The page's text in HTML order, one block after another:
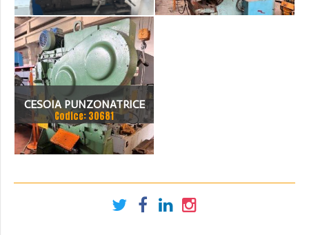
OMERA IRON WORKER
100 610 L
CESOIA PUNZONATRICE
MECCANICA OMERA
MULTIMATIC 16
Codice: 30681